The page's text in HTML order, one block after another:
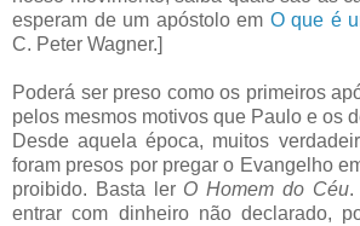
esperam de um apóstolo em O que é
C. Peter Wagner.]
Poderá ser preso como os primeiros
pelos mesmos motivos que Paulo e os
Desde aquela época, muitos
foram presos por pregar o Evangelho
proibido. Basta ler O Homem do Céu.
entrar com dinheiro não declarado,